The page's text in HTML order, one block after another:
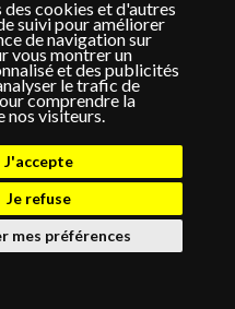
cookies et d'autres
suivi pour améliorer
de navigation sur
vous montrer un
et des publicités
le trafic de
comprendre la
nos visiteurs.
J'accepte
Je refuse
mes préférences
de pièces détachées
Panasonic et Sanyo